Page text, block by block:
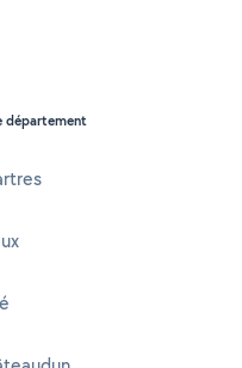
département